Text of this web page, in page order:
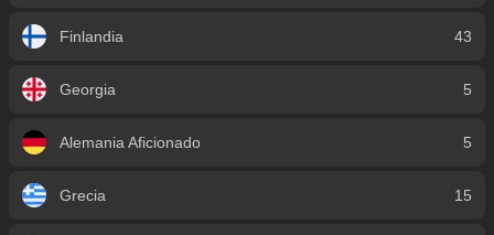
Finlandia 43
Georgia 5
Alemania Aficionado 5
Grecia 15